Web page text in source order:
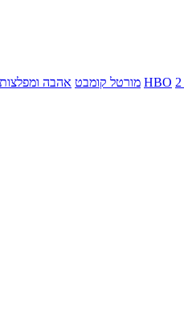
HBO מורטל קומבט אהבה ומפלצות